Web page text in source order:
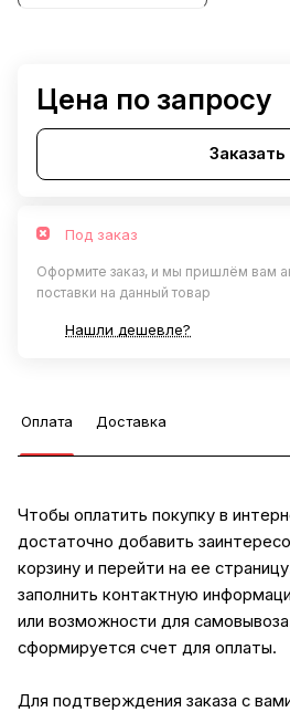
Цена по запросу
Заказать
Под заказ
Оформите заказ, и мы пришлём вам
поставки на данный товар
Нашли дешевле?
Оплата Доставка
Чтобы оплатить покупку в
достаточно добавить
корзину и перейти на ее
заполнить контактную
или возможности для
сформируется счет для оплаты.
Для подтверждения заказа с